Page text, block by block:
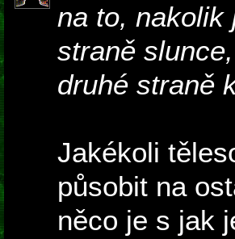
na to, nakolik
straně
druhé straně
Jakékoli
působit na
něco je s jak